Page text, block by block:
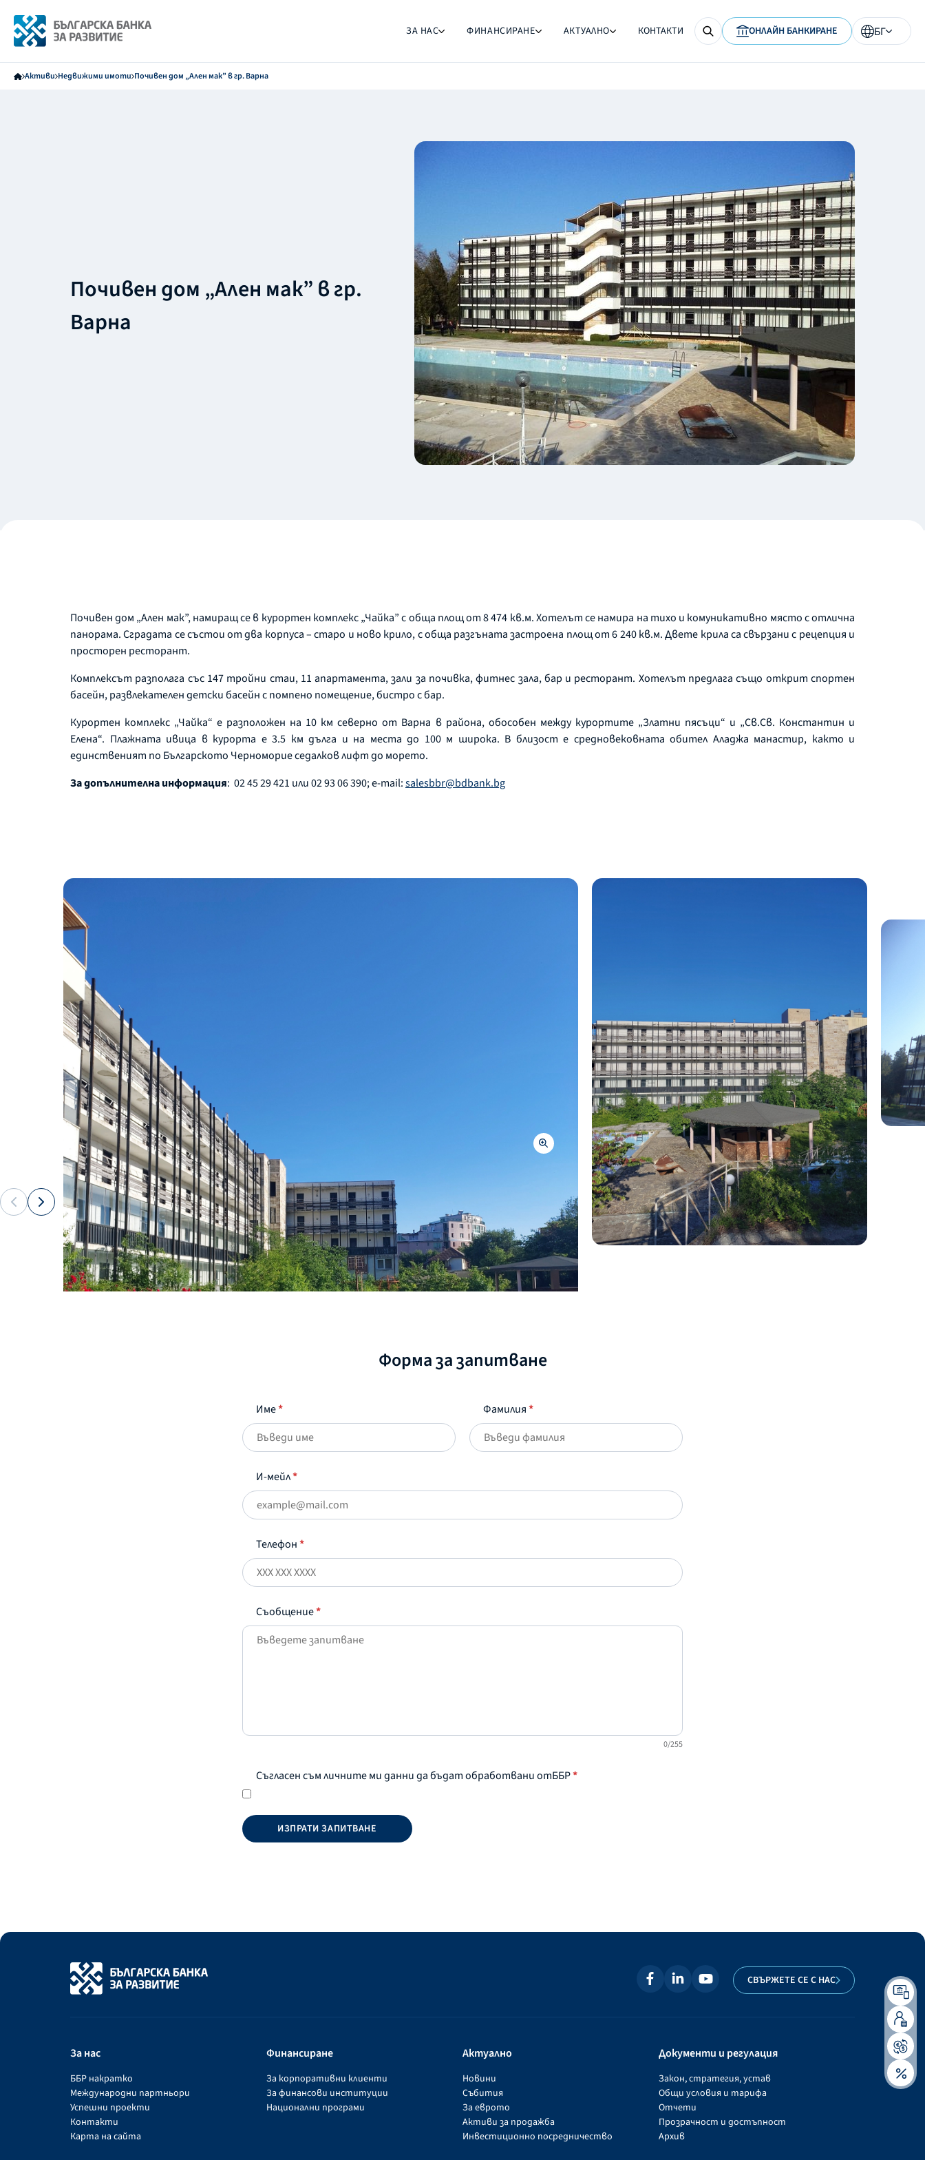
ЗА НАС ФИНАНСИРАНЕ АКТУАЛНО КОНТАКТИ ОНЛАЙН БАНКИРАНЕ БГ
Активи Недвижими имоти Почивен дом „Ален мак” в гр. Варна
Почивен дом „Ален мак” в гр.
Варна
Почивен дом „Ален мак”, намиращ се в курортен комплекс „Чайка” с обща площ от 8 474 кв.м. Хотелът се намира на тихо и комуникативно място с отлична
панорама. Сградата се състои от два корпуса – старо и ново крило, с обща разгъната застроена площ от 6 240 кв.м. Двете крила са свързани с рецепция и
просторен ресторант.
Комплексът разполага със 147 тройни стаи, 11 апартамента, зали за почивка, фитнес зала, бар и ресторант. Хотелът предлага също открит спортен
басейн, развлекателен детски басейн с помпено помещение, бистро с бар.
Курортен комплекс „Чайка“ е разположен на 10 км северно от Варна в района, обособен между курортите „Златни пясъци“ и „Св.Св. Константин и
Елена“. Плажната ивица в курорта е 3.5 км дълга и на места до 100 м широка. В близост е средновековната обител Аладжа манастир, както и
единственият по Българското Черноморие седалков лифт до морето.
За допълнителна информация: 02 45 29 421 или 02 93 06 390; e-mail:salesbbr@bdbank.bg
Форма за запитване
Име* Фамилия*
И-мейл*
Телефон*
Съобщение*
0/255
Съгласен съм личните ми данни да бъдат обработвани отББР*
ИЗПРАТИ ЗАПИТВАНЕ
СВЪРЖЕТЕ СЕ С НАС
За нас
ББР накратко
Международни партньори
Успешни проекти
Контакти
Карта на сайта
Финансиране
За корпоративни клиенти
За финансови институции
Национални програми
Актуално
Новини
Събития
За еврото
Активи за продажба
Инвестиционно посредничество
Документи и регулация
Закон, стратегия, устав
Общи условия и тарифа
Отчети
Прозрачност и достъпност
Архив